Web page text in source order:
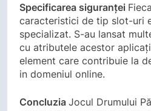
Specificarea siguranței
caracteristici de tip slot-uri
specializat. S-au lansat
cu atributele acestor
element care contribuie la
in domeniul online.
Concluzia Jocul Drumului